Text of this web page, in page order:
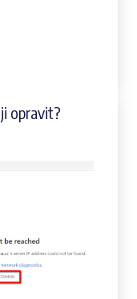
opravit?